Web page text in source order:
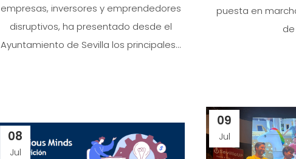
empresas, inversores y emprendedores
disruptivos, ha presentado desde el
Ayuntamiento de Sevilla los principales...
puesta en
de
09
Jul
08
Jul